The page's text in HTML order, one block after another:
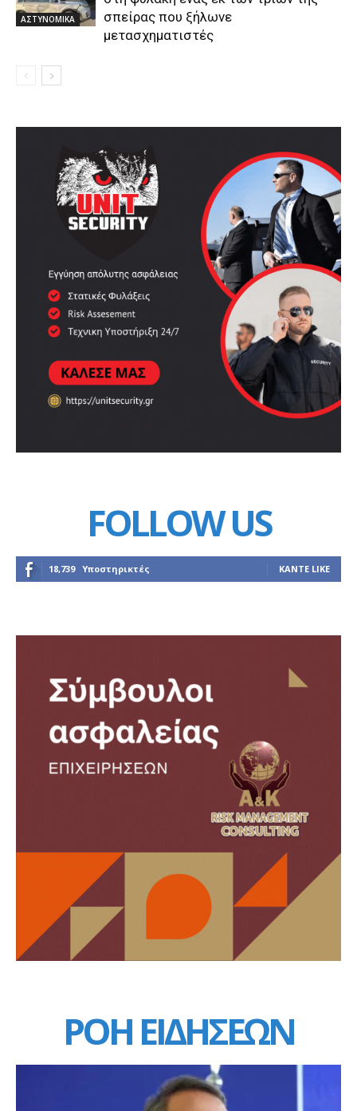
ΑΣΤΥΝΟΜΙΚΑ
σπείρας που ξήλωνε
μετασχηματιστές
FOLLOW US
18,739 Υποστηρικτές ΚΆΝΤΕ LIKE
ΡΟΗ ΕΙΔΗΣΕΩΝ